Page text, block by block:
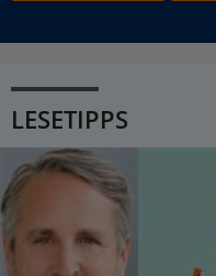
LESETIPPS